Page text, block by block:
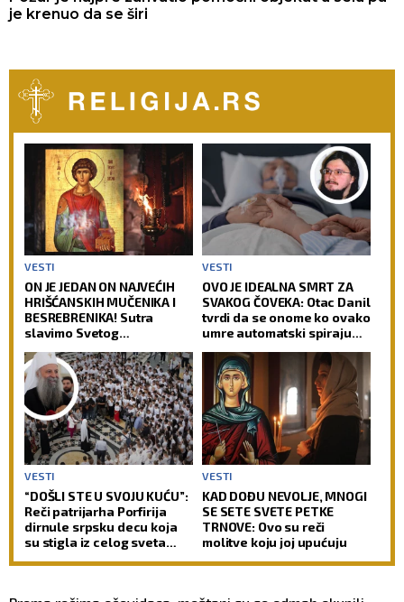
je krenuo da se širi
VESTI
ON JE JEDAN ON NAJVEĆIH
HRIŠĆANSKIH MUČENIKA I
BESREBRENIKA! Sutra
slavimo Svetog
velikomučenika
Pantelejmona!
VESTI
OVO JE IDEALNA SMRT ZA
SVAKOG ČOVEKA: Otac Danil
tvrdi da se onome ko ovako
umre automatski spiraju
svi grehovi, osim dva
VESTI
“DOŠLI STE U SVOJU KUĆU”:
Reči patrijarha Porfirija
dirnule srpsku decu koja
su stigla iz celog sveta
VESTI
KAD DOĐU NEVOLJE, MNOGI
SE SETE SVETE PETKE
TRNOVE: Ovo su reči
molitve koju joj upućuju